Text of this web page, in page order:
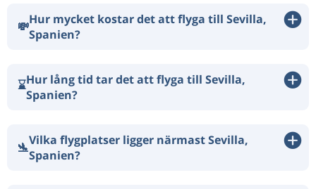
💸Hur mycket kostar det att flyga till Sevilla,
Spanien?
⌛Hur lång tid tar det att flyga till Sevilla,
Spanien?
🛬Vilka flygplatser ligger närmast Sevilla,
Spanien?